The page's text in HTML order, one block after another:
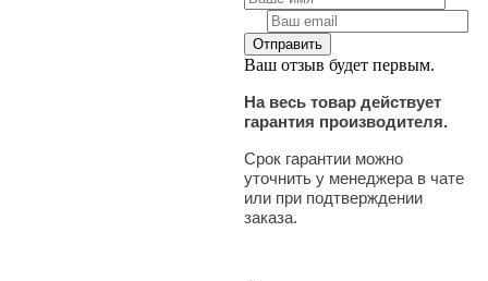
Ваш отзыв будет первым.
На весь товар действует
гарантия производителя.
Срок гарантии можно
уточнить у менеджера в чате
или при подтверждении
заказа.